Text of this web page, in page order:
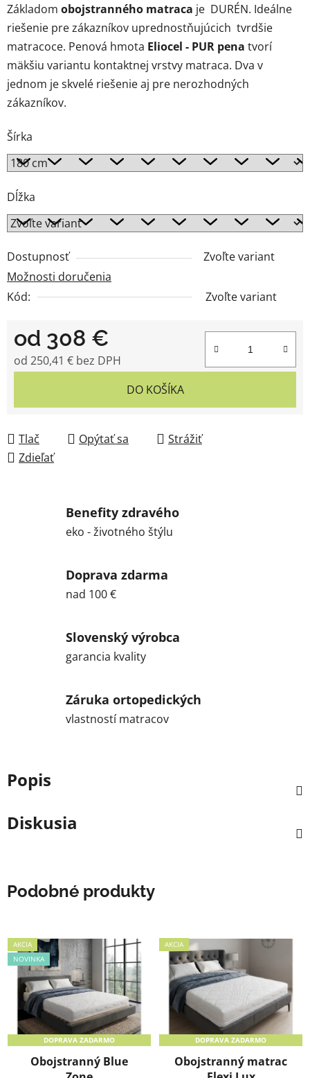
Základom obojstranného matraca je DURÉN. Ideálne
riešenie pre zákazníkov uprednostňujúcich tvrdšie
matracoce. Penová hmota Eliocel - PUR pena tvorí
mäkšiu variantu kontaktnej vrstvy matraca. Dva v
jednom je skvelé riešenie aj pre nerozhodných
zákazníkov.
Šírka
Dĺžka
Dostupnosť
Zvoľte variant
Možnosti doručenia
Kód:
Zvoľte variant
od 308 €
od 250,41 € bez DPH
DO KOŠÍKA
Tlač Opýtať sa
Strážiť
Zdieľať
Benefity zdravého
eko - životného štýlu
Doprava zdarma
nad 100 €
Slovenský výrobca
garancia kvality
Záruka ortopedických
vlastností matracov
Popis
Diskusia
Podobné produkty
AKCIA
NOVINKA
DOPRAVA ZADARMO
Obojstranný Blue
AKCIA
DOPRAVA ZADARMO
Obojstranný matrac